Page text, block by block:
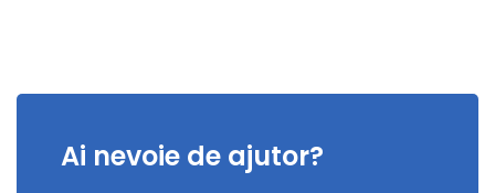
Ai nevoie de ajutor?